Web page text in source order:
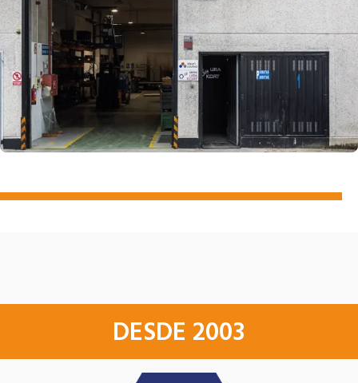
DESDE 2003